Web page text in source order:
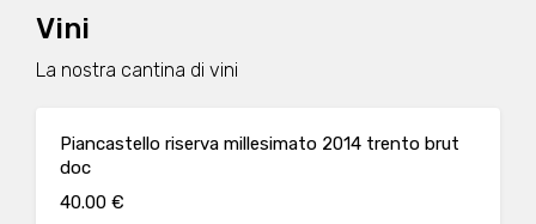
Vini
La nostra cantina di vini
Piancastello riserva millesimato 2014 trento brut
doc
40.00 €